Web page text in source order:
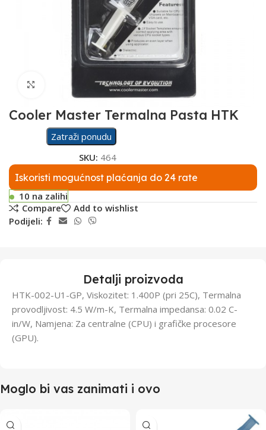
Click to enlarge
Cooler Master Termalna Pasta HTK
Zatraži ponudu
SKU: 464
Iskoristi mogućnost plaćanja do 24 rate
10 na zalihi
Compare
Add to wishlist
Podijeli:
Detalji proizvoda
HTK-002-U1-GP, Viskozitet: 1.400P (pri 25C), Termalna
provodljivost: 4.5 W/m-K, Termalna impedansa: 0.02 C-
in/W, Namjena: Za centralne (CPU) i grafičke procesore
(GPU).
Moglo bi vas zanimati i ovo